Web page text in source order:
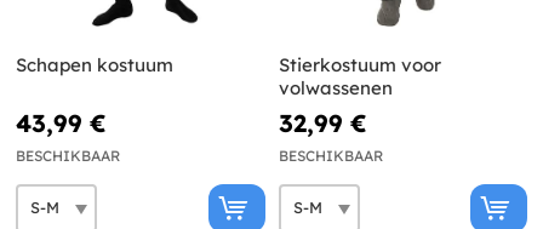
Schapen kostuum
43,99 €
BESCHIKBAAR
Stierkostuum voor
volwassenen
32,99 €
BESCHIKBAAR